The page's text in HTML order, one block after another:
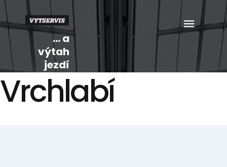
... a
výtah
jezdí
Vrchlabí